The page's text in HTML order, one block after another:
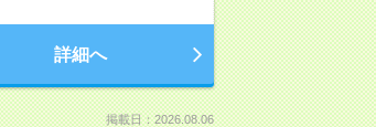
詳細へ
掲載日：2026.08.06